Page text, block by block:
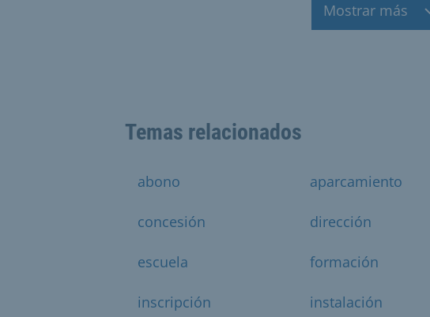
Mostrar más
Temas relacionados
abono aparcamiento
concesión dirección
escuela formación
inscripción instalación